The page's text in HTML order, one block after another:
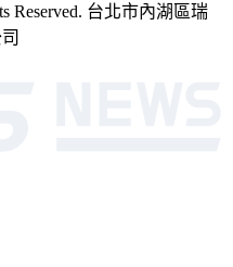
Reserved. 台北市內湖區瑞